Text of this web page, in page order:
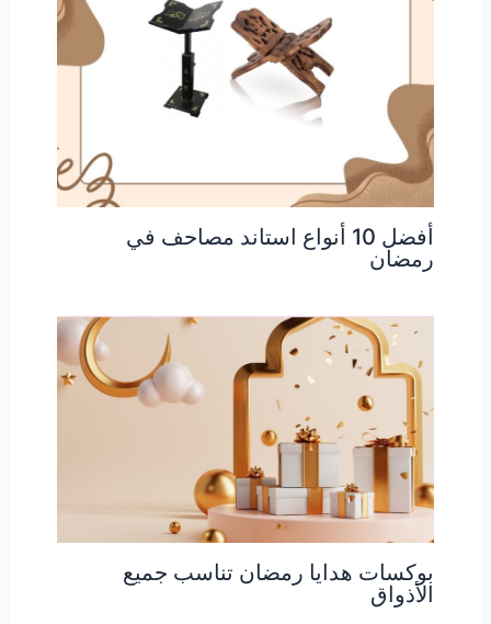
أفضل 10 أنواع استاند مصاحف في
رمضان
بوكسات هدايا رمضان تناسب جميع
الأذواق